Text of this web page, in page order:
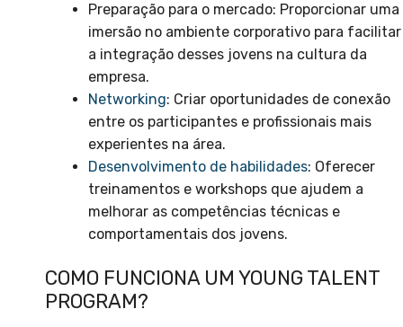
Preparação para o mercado: Proporcionar uma
imersão no ambiente corporativo para facilitar
a integração desses jovens na cultura da
empresa.
Networking: Criar oportunidades de conexão
entre os participantes e profissionais mais
experientes na área.
Desenvolvimento de habilidades: Oferecer
treinamentos e workshops que ajudem a
melhorar as competências técnicas e
comportamentais dos jovens.
COMO FUNCIONA UM YOUNG TALENT
PROGRAM?